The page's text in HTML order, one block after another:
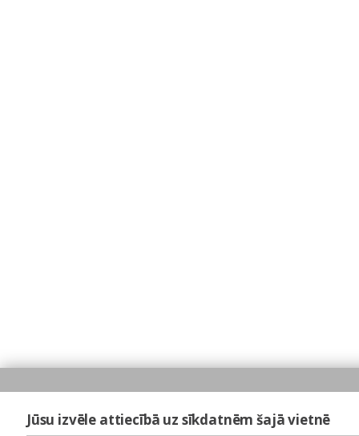
Jūsu izvēle attiecībā uz sīkdatnēm šajā vietnē